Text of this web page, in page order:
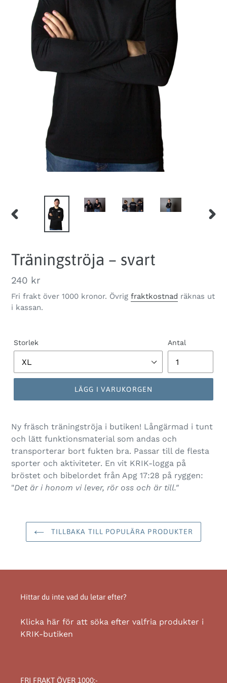
Träningströja – svart
Ordinarie
pris
240 kr
Fri frakt över 1000 kronor. Övrig fraktkostnad räknas ut
i kassan.
Storlek Antal
LÄGG I VARUKORGEN
Ny fräsch träningströja i butiken! Långärmad i tunt
och lätt funktionsmaterial som andas och
transporterar bort fukten bra. Passar till de flesta
sporter och aktiviteter. En vit KRIK-logga på
bröstet och bibelordet från Apg 17:28 på ryggen:
"Det är i honom vi lever, rör oss och är till."
TILLBAKA TILL POPULÄRA PRODUKTER
Hittar du inte vad du letar efter?
Klicka här för att söka efter valfria produkter i
KRIK-butiken
FRI FRAKT ÖVER 1000:-